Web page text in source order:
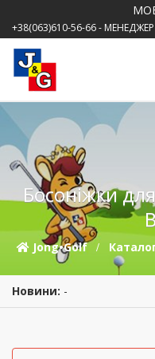
+38(063)610-56-66- МЕНЕДЖЕР
Босоніжки
Jong•Golf
Новини: Чи п